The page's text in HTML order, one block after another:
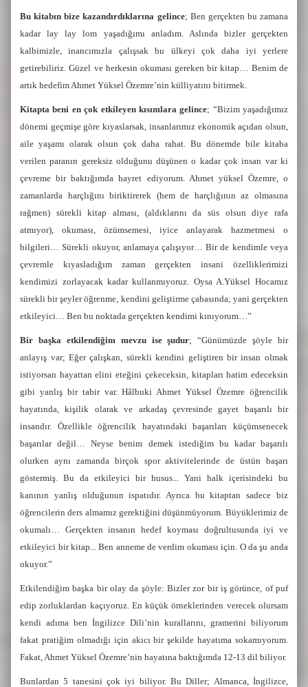
Bu kitabın bize kazandırdıklarına gelince; Ben gerçekten bu zamana
kadar lay lay lom yaşadığımı anladım. Aslında bizler gerçekten
kalbimizle, inancımızla çalışsak bu ülkeyi çok daha iyi yerlere
getirebiliriz. Güzel ve herkesin okuması gereken bir kitap… Benim de
artık hedefim Ahmet Yüksel Özemre’nin külliyatını bitirmek.
Kitapta beni en çok etkileyen kısımlara gelince; “Bizim yaşadığımız
dönemi geçmişe göre kıyaslarsak, insanlarımız ekonomik açıdan olsun,
aile yaşamı olarak olsun çok daha rahat. Bu dönemde bile kitaba
verilen paranın gereksiz olduğunu düşünen o kadar çok insan var ki
çevreme bir baktığımda hayret ediyorum. Ahmet yüksel Özemre, o
zamanlarda harçlığını biriktirerek (hem de harçlığının az olmasına
rağmen) sürekli kitap alması, (aldıklarını da süs olsun diye rafa
atmıyor), okuması, özümsemesi, iyice anlayarak hazmetmesi o
bilgileri… Sürekli okuyor, anlamaya çalışıyor… Bir de kendimle veya
çevremle kıyasladığım zaman gerçekten insani özelliklerimizi
kendimizi zorlayacak kadar kullanmıyoruz. Oysa A.Yüksel Hocamız
sürekli bir şeyler öğrenme, kendini geliştirme çabasında; yani gerçekten
etkileyici… Ben bu noktada gerçekten kendimi kınıyorum…”
Bir başka etkilendiğim mevzu ise şudur; “Günümüzde şöyle bir
anlayış var; Eğer çalışkan, sürekli kendini geliştiren bir insan olmak
istiyorsan hayattan elini eteğini çekeceksin, kitapları hatim edeceksin
gibi yanlış bir tabir var. Hâlbuki Ahmet Yüksel Özemre öğrencilik
hayatında, kişilik olarak ve arkadaş çevresinde gayet başarılı bir
insandır. Özellikle öğrencilik hayatındaki başarıları küçümsenecek
başarılar değil… Neyse benim demek istediğim bu kadar başarılı
olurken aynı zamanda birçok spor aktivitelerinde de üstün başarı
göstermiş. Bu da etkileyici bir husus... Yani halk içerisindeki bu
kanının yanlış olduğunun ispatıdır. Ayrıca bu kitaptan sadece biz
öğrencilerin ders almamız gerektiğini düşünmüyorum. Büyüklerimiz de
okumalı… Gerçekten insanın hedef koyması doğrultusunda iyi ve
etkileyici bir kitap... Ben anneme de verdim okuması için. O da şu anda
okuyor.”
Etkilendiğim başka bir olay da şöyle: Bizler zor bir iş görünce, of puf
edip zorluklardan kaçıyoruz. En küçük örneklerinden verecek olursam
kendi adıma ben İngilizce Dili’nin kurallarını, gramerini biliyorum
fakat pratiğim olmadığı için akıcı bir şekilde hayatıma sokamıyorum.
Fakat, Ahmet Yüksel Özemre’nin hayatına baktığımda 12-13 dil biliyor.
Bunlardan 5 tanesini çok iyi biliyor. Bu Diller; Almanca, İngilizce,